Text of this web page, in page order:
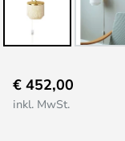
Anfang
der
€ 452,00
inkl. MwSt.